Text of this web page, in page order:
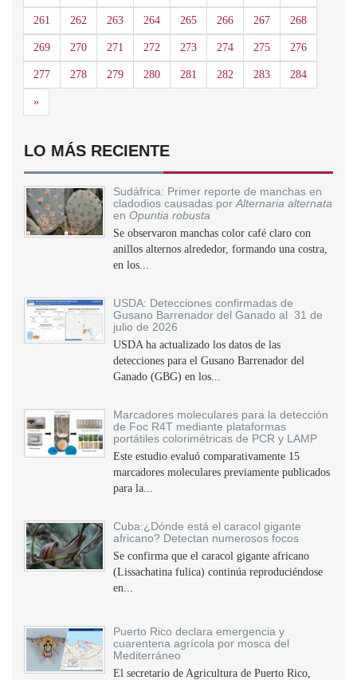
261 262 263 264 265 266 267 268
269 270 271 272 273 274 275 276
277 278 279 280 281 282 283 284
»Siguiente
LO MÁS RECIENTE
Sudáfrica: Primer reporte de manchas en
cladodios causadas por Alternaria alternata
en Opuntia robusta
Se observaron manchas color café claro con
anillos alternos alrededor, formando una costra,
en los...
USDA: Detecciones confirmadas de
Gusano Barrenador del Ganado al 31 de
julio de 2026
USDA ha actualizado los datos de las
detecciones para el Gusano Barrenador del
Ganado (GBG) en los...
Marcadores moleculares para la detección
de Foc R4T mediante plataformas
portátiles colorimétricas de PCR y LAMP
Este estudio evaluó comparativamente 15
marcadores moleculares previamente publicados
para la...
Cuba:¿Dónde está el caracol gigante
africano? Detectan numerosos focos
Se confirma que el caracol gigante africano
(Lissachatina fulica) continúa reproduciéndose
en...
Puerto Rico declara emergencia y
cuarentena agrícola por mosca del
Mediterráneo
El secretario de Agricultura de Puerto Rico,